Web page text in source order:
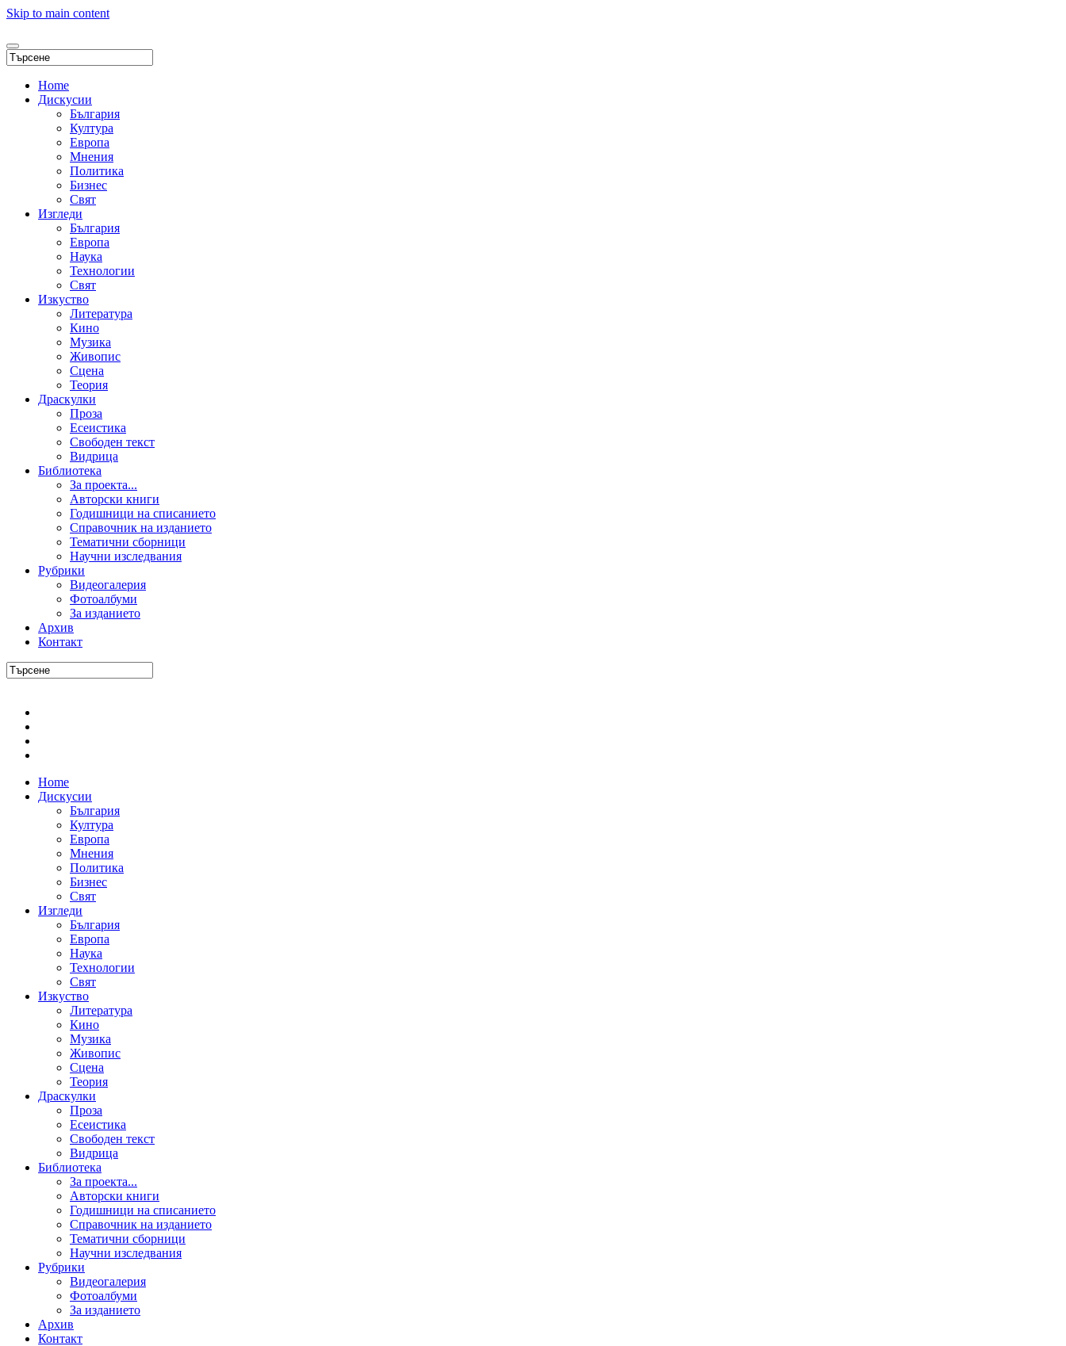
Skip to main content
Home
Дискусии
България
Култура
Европа
Мнения
Политика
Бизнес
Свят
Изгледи
България
Европа
Наука
Технологии
Свят
Изкуство
Литература
Кино
Музика
Живопис
Сцена
Теория
Драскулки
Проза
Есеистика
Свободен текст
Видрица
Библиотека
За проекта...
Авторски книги
Годишници на списанието
Справочник на изданието
Тематични сборници
Научни изследвания
Рубрики
Видеогалерия
Фотоалбуми
За изданието
Архив
Контакт
Home
Дискусии
България
Култура
Европа
Мнения
Политика
Бизнес
Свят
Изгледи
България
Европа
Наука
Технологии
Свят
Изкуство
Литература
Кино
Музика
Живопис
Сцена
Теория
Драскулки
Проза
Есеистика
Свободен текст
Видрица
Библиотека
За проекта...
Авторски книги
Годишници на списанието
Справочник на изданието
Тематични сборници
Научни изследвания
Рубрики
Видеогалерия
Фотоалбуми
За изданието
Архив
Контакт